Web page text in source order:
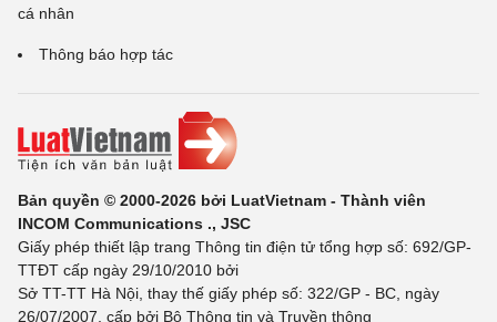
cá nhân
Thông báo hợp tác
Bản quyền © 2000-2026 bởi LuatVietnam - Thành viên
INCOM Communications ., JSC
Giấy phép thiết lập trang Thông tin điện tử tổng hợp số: 692/GP-
TTĐT cấp ngày 29/10/2010 bởi
Sở TT-TT Hà Nội, thay thế giấy phép số: 322/GP - BC, ngày
26/07/2007, cấp bởi Bộ Thông tin và Truyền thông